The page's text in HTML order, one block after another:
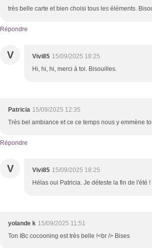
très belle carte et bien choisi tous les éléments.
Répondre
V Vivi85 15/09/2025 18:25
Hi, hi, hi, merci à toi. Bisouilles.
Patricia 15/09/2025 12:35
Très bel ambiance et ce ce temps nous y emmène
Répondre
V Vivi85 15/09/2025 18:25
Hélas oui Patricia. Je déteste la fin de l'été
yolande k 15/09/2025 11:51
Ton IBc cocooning est très belle !<br /> Bises